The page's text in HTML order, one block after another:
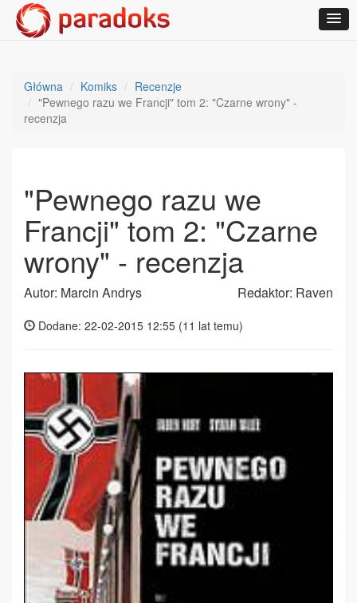
Główna Komiks
Recenzje
"Pewnego razu we Francji" tom 2: "Czarne wrony" -
recenzja
"Pewnego razu we
Francji" tom 2: "Czarne
wrony" - recenzja
Autor: Marcin Andrys Redaktor: Raven
Dodane: 22-02-2015 12:55 (11 lat temu)